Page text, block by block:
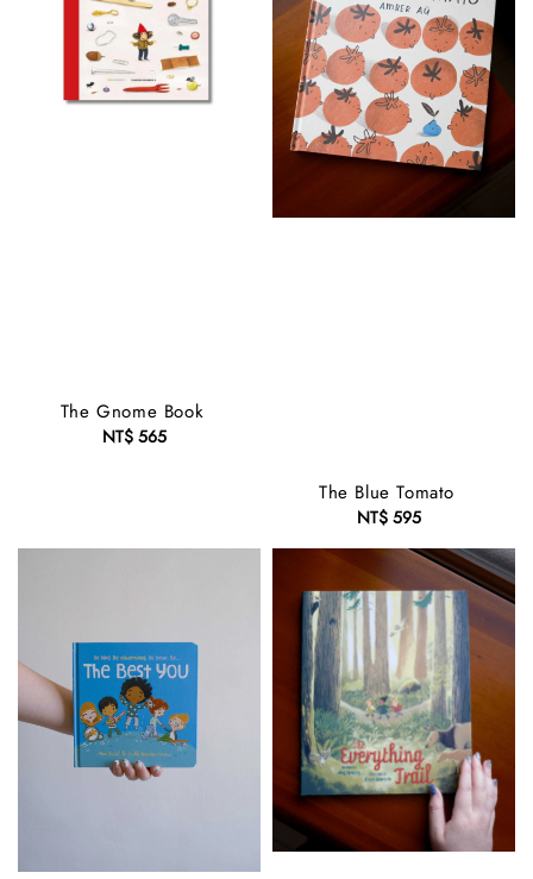
The Gnome Book
Regular
NT$ 565
The Blue Tomato
Regular
price
NT$ 595